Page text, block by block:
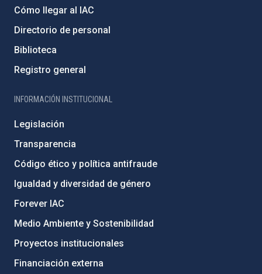
Cómo llegar al IAC
Directorio de personal
Biblioteca
Registro general
INFORMACIÓN INSTITUCIONAL
Legislación
Transparencia
Código ético y política antifraude
Igualdad y diversidad de género
Forever IAC
Medio Ambiente y Sostenibilidad
Proyectos institucionales
Financiación externa